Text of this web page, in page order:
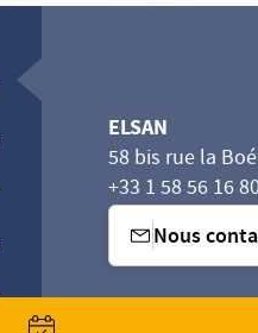
ELSAN
58 bis rue la
+33 1 58 56 16 80
Nous